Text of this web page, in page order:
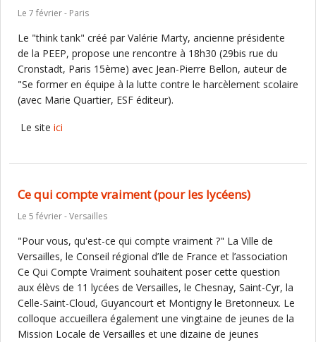
Le 7 février - Paris
Le "think tank" créé par Valérie Marty, ancienne présidente
de la PEEP, propose une rencontre à 18h30 (29bis rue du
Cronstadt, Paris 15ème) avec Jean-Pierre Bellon, auteur de
"Se former en équipe à la lutte contre le harcèlement scolaire
(avec Marie Quartier, ESF éditeur).
Le site ici
Ce qui compte vraiment (pour les lycéens)
Le 5 février - Versailles
"Pour vous, qu'est-ce qui compte vraiment ?" La Ville de
Versailles, le Conseil régional d’Ile de France et l’association
Ce Qui Compte Vraiment souhaitent poser cette question
aux élèvs de 11 lycées de Versailles, le Chesnay, Saint-Cyr, la
Celle-Saint-Cloud, Guyancourt et Montigny le Bretonneux. Le
colloque accueillera également une vingtaine de jeunes de la
Mission Locale de Versailles et une dizaine de jeunes